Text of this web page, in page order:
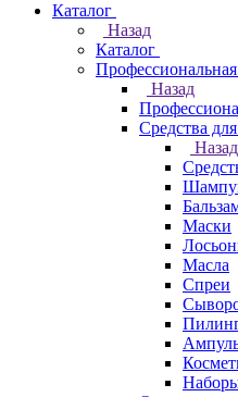
Каталог
Назад
Каталог
Назад
Средства
Назад
Маски
Масла
Спреи